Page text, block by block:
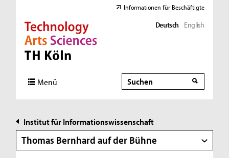
Direkt zur Hauptnavigation
Direkt zur Subnavigation
Direkt zum Inhalt
Direkt zum Fußbereich
Informationen für Beschäftigte
Deutsch English
Menü Suche
Suche
Institut für Informationswissenschaft
Thomas Bernhard auf der Bühne